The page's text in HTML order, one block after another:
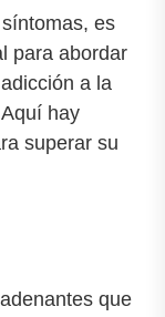
es
para abordar
a la
hay
superar su
que